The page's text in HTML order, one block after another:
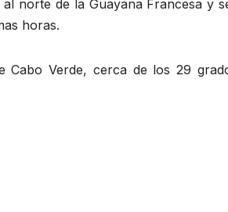
norte de la Guayana Francesa y
horas.
Cabo Verde, cerca de los 29